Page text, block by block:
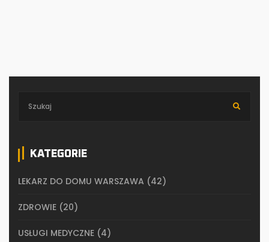
KATEGORIE
LEKARZ DO DOMU WARSZAWA (42)
ZDROWIE (20)
USŁUGI MEDYCZNE (4)